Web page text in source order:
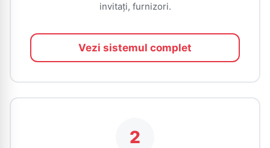
invitați, furnizori.
Vezi sistemul complet
2